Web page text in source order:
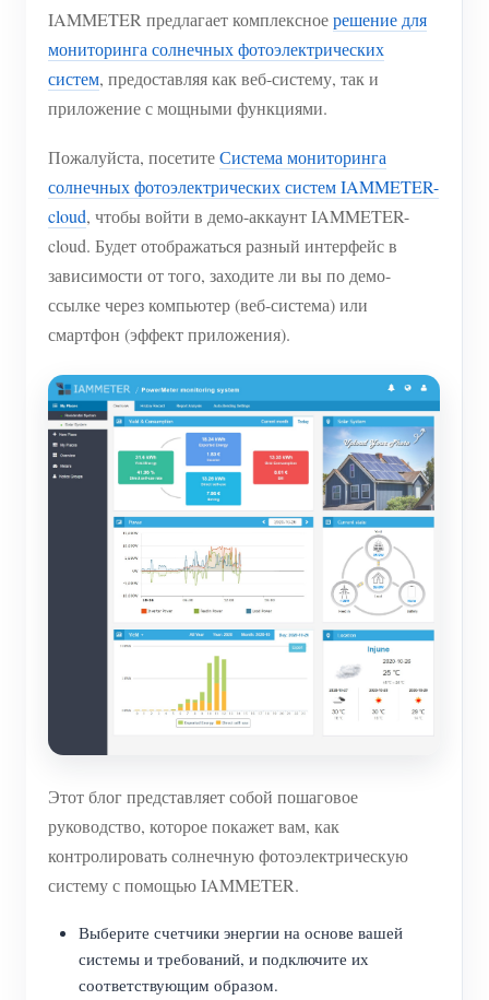
IAMMETER предлагает комплексноерешение для
мониторинга солнечных фотоэлектрических
систем, предоставляя как веб-систему, так и
приложение с мощными функциями.
Пожалуйста, посетитеСистема мониторинга
солнечных фотоэлектрических систем IAMMETER-
cloud, чтобы войти в демо-аккаунт IAMMETER-
cloud. Будет отображаться разный интерфейс в
зависимости от того, заходите ли вы по демо-
ссылке через компьютер (веб-система) или
смартфон (эффект приложения).
Этот блог представляет собой пошаговое
руководство, которое покажет вам, как
контролировать солнечную фотоэлектрическую
систему с помощью IAMMETER.
Выберите счетчики энергии на основе вашей
системы и требований, и подключите их
соответствующим образом.